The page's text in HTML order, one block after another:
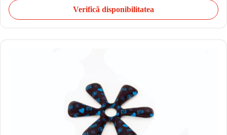
Verifică disponibilitatea